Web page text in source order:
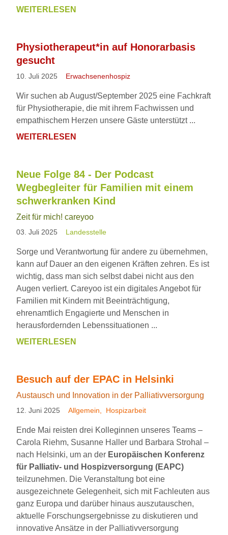
WEITERLESEN
FSJ
UND
JUGENDHOSPIZ
Physiotherapeut*in auf Honorarbasis
gesucht
10. Juli 2025 Erwachsenenhospiz
Wir suchen ab August/September 2025 eine Fachkraft
für Physiotherapie, die mit ihrem Fachwissen und
empathischem Herzen unsere Gäste unterstützt ...
WEITERLESEN
PHYSIOTHERAPEUT*IN
GESUCHT
Neue Folge 84 - Der Podcast
Wegbegleiter für Familien mit einem
schwerkranken Kind
Zeit für mich! careyoo
03. Juli 2025 Landesstelle
Sorge und Verantwortung für andere zu übernehmen,
kann auf Dauer an den eigenen Kräften zehren. Es ist
wichtig, dass man sich selbst dabei nicht aus den
Augen verliert. Careyoo ist ein digitales Angebot für
Familien mit Kindern mit Beeinträchtigung,
ehrenamtlich Engagierte und Menschen in
herausfordernden Lebenssituationen ...
WEITERLESEN
NEUE
-
DER
PODCAST
FÜR
FAMILIEN
MIT
EINEM
SCHWERKRANKEN
KIND
Besuch auf der EPAC in Helsinki
Austausch und Innovation in der Palliativversorgung
12. Juni 2025 Allgemein Hospizarbeit
Ende Mai reisten drei Kolleginnen unseres Teams –
Carola Riehm, Susanne Haller und Barbara Strohal –
nach Helsinki, um an der Europäischen Konferenz
für Palliativ- und Hospizversorgung (EAPC)
teilzunehmen. Die Veranstaltung bot eine
ausgezeichnete Gelegenheit, sich mit Fachleuten aus
ganz Europa und darüber hinaus auszutauschen,
aktuelle Forschungsergebnisse zu diskutieren und
innovative Ansätze in der Palliativversorgung